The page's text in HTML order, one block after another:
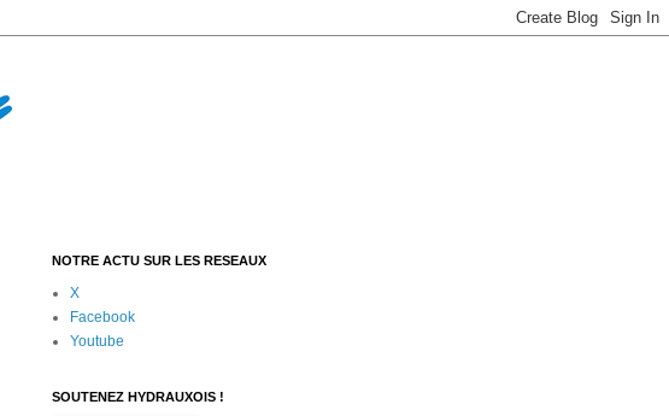
NOTRE ACTU SUR LES RESEAUX
X
Facebook
Youtube
SOUTENEZ HYDRAUXOIS !